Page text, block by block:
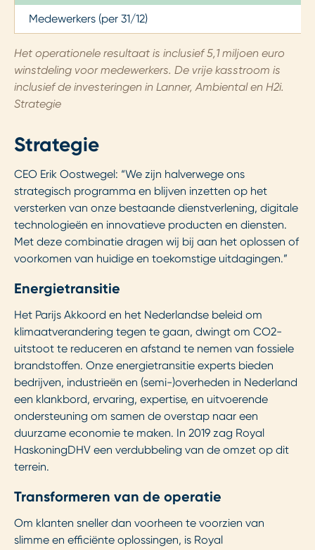
Medewerkers (per 31/12)
Het operationele resultaat is inclusief 5,1 miljoen euro
winstdeling voor medewerkers. De vrije kasstroom is
inclusief de investeringen in Lanner, Ambiental en H2i.
Strategie
Strategie
CEO Erik Oostwegel: “We zijn halverwege ons
strategisch programma en blijven inzetten op het
versterken van onze bestaande dienstverlening, digitale
technologieën en innovatieve producten en diensten.
Met deze combinatie dragen wij bij aan het oplossen of
voorkomen van huidige en toekomstige uitdagingen.”
Energietransitie
Het Parijs Akkoord en het Nederlandse beleid om
klimaatverandering tegen te gaan, dwingt om CO2-
uitstoot te reduceren en afstand te nemen van fossiele
brandstoffen. Onze energietransitie experts bieden
bedrijven, industrieën en (semi-)overheden in Nederland
een klankbord, ervaring, expertise, en uitvoerende
ondersteuning om samen de overstap naar een
duurzame economie te maken. In 2019 zag Royal
HaskoningDHV een verdubbeling van de omzet op dit
terrein.
Transformeren van de operatie
Om klanten sneller dan voorheen te voorzien van
slimme en efficiënte oplossingen, is Royal